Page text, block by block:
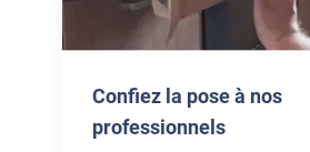
Confiez la pose à nos
professionnels